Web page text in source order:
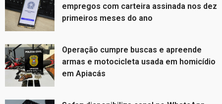
empregos com carteira assinada nos dez
primeiros meses do ano
Operação cumpre buscas e apreende
armas e motocicleta usada em homicídio
em Apiacás